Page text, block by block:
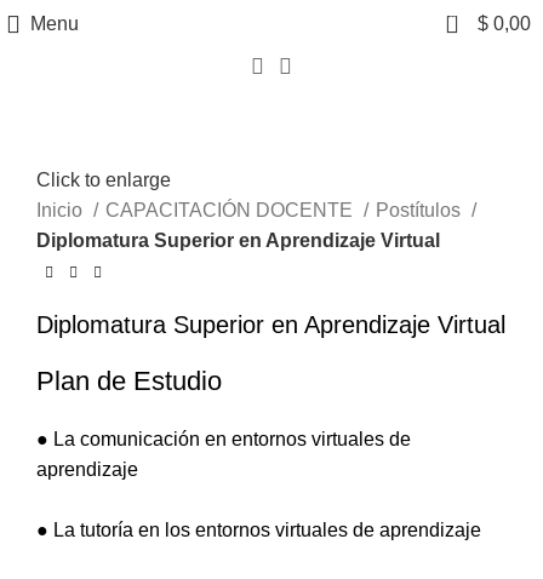
Menu 0 $ 0,00
Click to enlarge
Inicio
CAPACITACIÓN DOCENTE
Postítulos
Diplomatura Superior en Aprendizaje Virtual
Diplomatura Superior en Aprendizaje Virtual
Plan de Estudio
● La comunicación en entornos virtuales de
aprendizaje
● La tutoría en los entornos virtuales de aprendizaje